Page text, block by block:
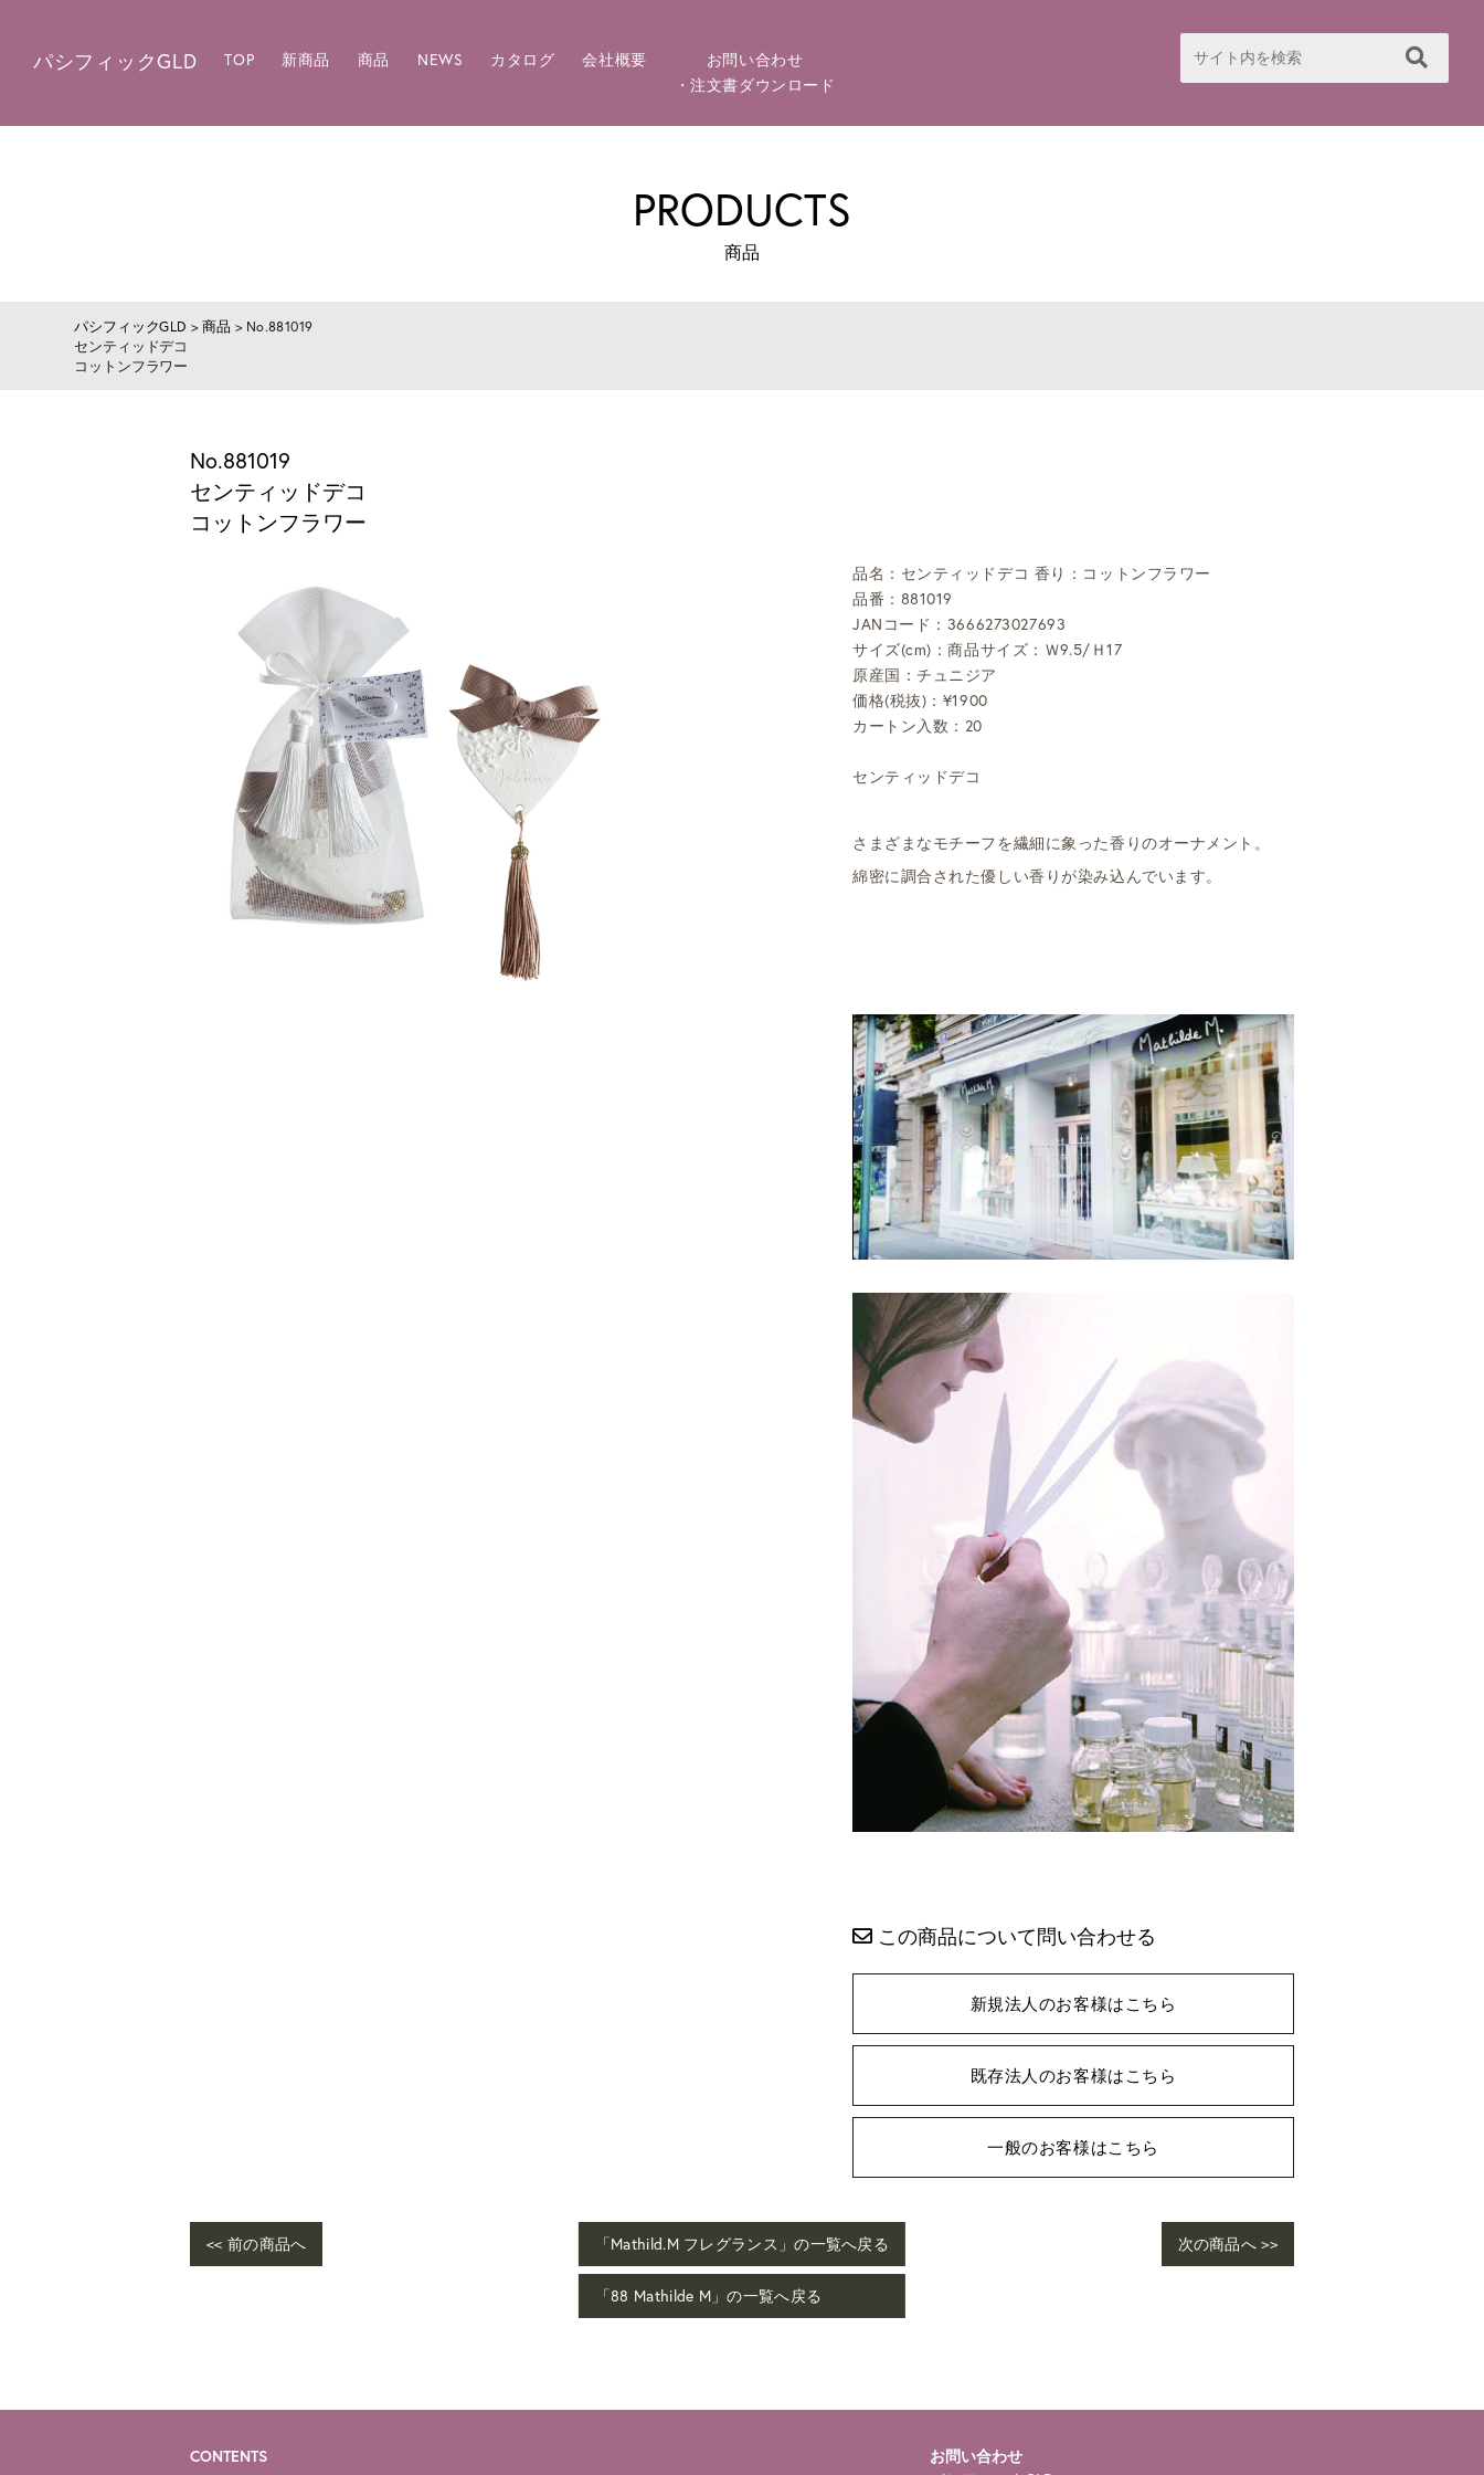
パシフィックGLD TOP 新商品 商品 NEWS カタログ 会社概要
お問い合わせ
・注文書ダウンロード
PRODUCTS
商品
パシフィックGLD >商品 > No.881019
センティッドデコ
コットンフラワー
No.881019
センティッドデコ
コットンフラワー
品名：センティッドデコ 香り：コットンフラワー
品番：881019
JANコード：3666273027693
サイズ(cm)：商品サイズ：Ｗ9.5/Ｈ17
原産国：チュニジア
価格(税抜)：¥1900
カートン入数：20
センティッドデコ
さまざまなモチーフを繊細に象った香りのオーナメント。
綿密に調合された優しい香りが染み込んでいます。
この商品について問い合わせる
新規法人のお客様はこちら
既存法人のお客様はこちら
一般のお客様はこちら
<< 前の商品へ 次の商品へ >>
「Mathild.M フレグランス」の一覧へ戻る
「88 Mathilde M」の一覧へ戻る
CONTENTS
お問い合わせ